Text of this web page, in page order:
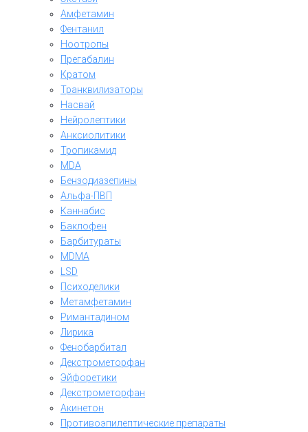
Амфетамин
Фентанил
Ноотропы
Прегабалин
Кратом
Транквилизаторы
Насвай
Нейролептики
Анксиолитики
Тропикамид
MDA
Бензодиазепины
Альфа-ПВП
Каннабис
Баклофен
Барбитураты
MDMA
LSD
Психоделики
Метамфетамин
Римантадином
Лирика
Фенобарбитал
Декстрометорфан
Эйфоретики
Декстрометорфан
Акинетон
Противоэпилептические препараты